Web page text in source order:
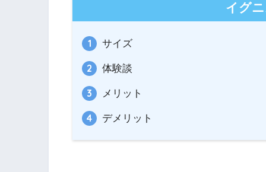
イグ
サイズ
体験談
メリット
デメリット